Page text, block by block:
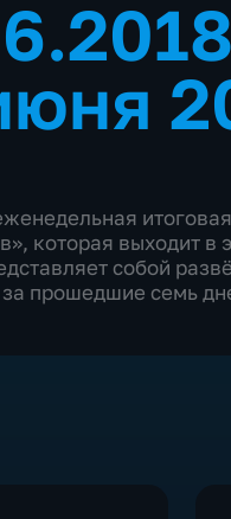
которая выходит в
собой
прошедшие семь